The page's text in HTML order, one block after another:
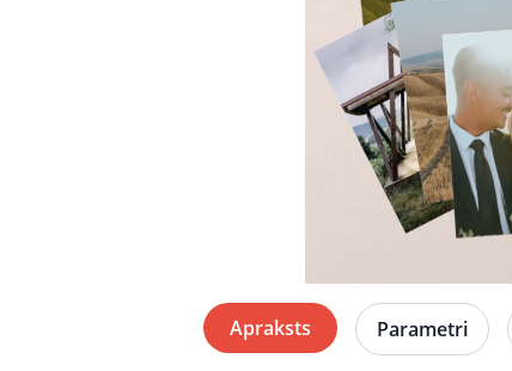
Apraksts Parametri